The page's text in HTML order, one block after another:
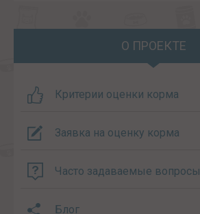
О ПРОЕКТЕ
Критерии оценки корма
Заявка на оценку корма
Часто задаваемые вопросы
Блог